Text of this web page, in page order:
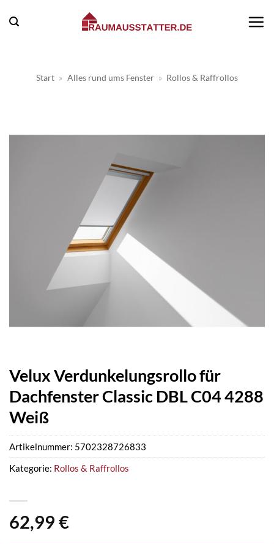
Inhalt
Start » Alles rund ums Fenster » Rollos & Raffrollos
Velux Verdunkelungsrollo für
Dachfenster Classic DBL C04 4288
Weiß
62,99 €
Artikelnummer: 5702328726833
Kategorie: Rollos & Raffrollos